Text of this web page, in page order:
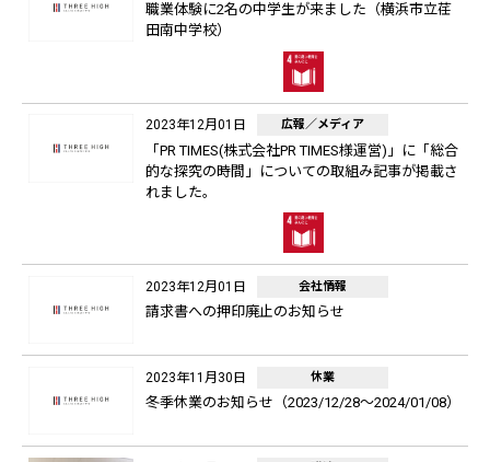
職業体験に2名の中学生が来ました（横浜市立荏
田南中学校）
2023年12月01日 広報／メディア
「PR TIMES(株式会社PR TIMES様運営)」に「総合
的な探究の時間」についての取組み記事が掲載さ
れました。
2023年12月01日 会社情報
請求書への押印廃止のお知らせ
2023年11月30日 休業
冬季休業のお知らせ（2023/12/28～2024/01/08）